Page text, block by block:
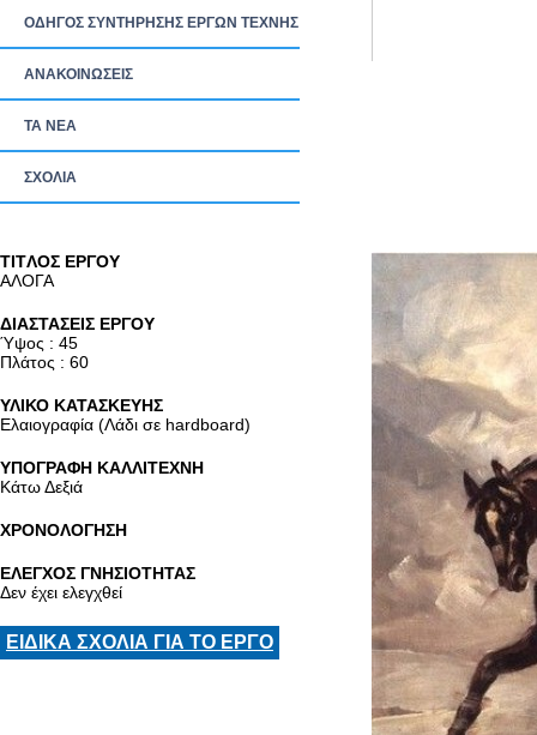
ΟΔΗΓΟΣ ΣΥΝΤΗΡΗΣΗΣ ΕΡΓΩΝ ΤΕΧΝΗΣ
ΑΝΑΚΟΙΝΩΣΕΙΣ
ΤΑ ΝEΑ
ΣΧΟΛΙΑ
TITΛΟΣ ΕΡΓΟΥ
ΑΛΟΓΑ
ΔΙΑΣΤΑΣΕΙΣ ΕΡΓΟΥ
Ύψος : 45
Πλάτος : 60
ΥΛΙΚΟ ΚΑΤΑΣΚΕΥΗΣ
Ελαιογραφία (Λάδι σε hardboard)
ΥΠΟΓΡΑΦΗ ΚΑΛΛΙΤΕΧΝΗ
Κάτω Δεξιά
ΧΡΟΝΟΛΟΓΗΣΗ
ΕΛΕΓΧΟΣ ΓΝΗΣΙΟΤΗΤΑΣ
Δεν έχει ελεγχθεί
ΕΙΔΙΚΑ ΣΧΟΛΙΑ ΓΙΑ ΤΟ ΕΡΓΟ